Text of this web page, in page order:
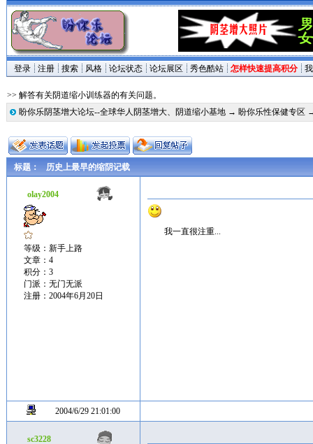
登录 注册 搜索 风格 论坛状态 论坛展区 秀色酷站 怎样快速提高积分
>> 解答有关阴道缩小训练器的有关问题。
盼你乐阴茎增大论坛--全球华人阴茎增大、阴道缩小基地→ 盼你乐性保健专区
标题： 历史上最早的缩阴记载
olay2004
等级：新手上路
文章：4
积分：3
门派：无门无派
注册：2004年6月20日
我一直很注重...
2004/6/29 21:01:00
sc3228